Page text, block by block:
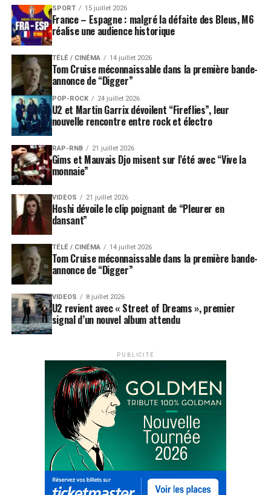
SPORT 15 juillet 2026
France – Espagne : malgré la défaite des Bleus, M6
réalise une audience historique
TÉLÉ / CINÉMA 14 juillet 2026
Tom Cruise méconnaissable dans la première bande-
annonce de “Digger”
POP-ROCK 24 juillet 2026
U2 et Martin Garrix dévoilent “Fireflies”, leur
nouvelle rencontre entre rock et électro
RAP-RNB 21 juillet 2026
Gims et Mauvais Djo misent sur l’été avec “Vive la
monnaie”
VIDEOS 21 juillet 2026
Hoshi dévoile le clip poignant de “Pleurer en
dansant”
TÉLÉ / CINÉMA 14 juillet 2026
Tom Cruise méconnaissable dans la première bande-
annonce de “Digger”
VIDEOS 8 juillet 2026
U2 revient avec « Street of Dreams », premier
signal d’un nouvel album attendu
PUBLICITÉ